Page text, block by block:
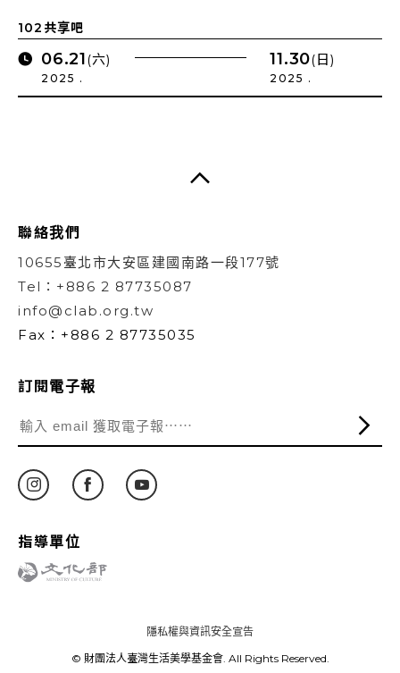
102共享吧
06.21(六)
2025 .
11.30(日)
2025 .
聯絡我們
10655臺北市大安區建國南路一段177號
Tel：+886 2 87735087
info@clab.org.tw
Fax：+886 2 87735035
訂閱電子報
指導單位
隱私權與資訊安全宣告
© 財團法人臺灣生活美學基金會. All Rights Reserved.